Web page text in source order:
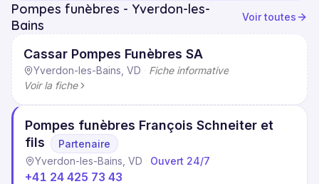
Pompes funèbres - Yverdon-les-
Bains
Voir toutes
Cassar Pompes Funèbres SA
Yverdon-les-Bains, VD
Fiche informative
Voir la fiche
Pompes funèbres François Schneiter et
fils
Partenaire
Yverdon-les-Bains, VD
Ouvert 24/7
+41 24 425 73 43